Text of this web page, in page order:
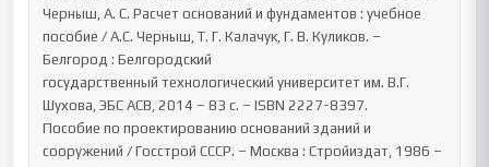
Черныш, А. С. Расчет оснований и фундаментов : учебное
пособие / А.С. Черныш, Т. Г. Калачук, Г. В. Куликов. –
Белгород : Белгородский
государственный технологический университет им. В.Г.
Шухова, ЭБС АСВ, 2014 – 83 c. – ISBN 2227-8397.
Пособие по проектированию оснований зданий и
сооружений / Госстрой СССР. – Москва : Стройиздат, 1986 –